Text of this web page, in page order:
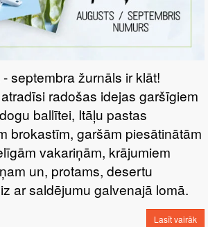
septembra žurnāls ir klāt!
radošas idejas garšīgiem
ballītei, Itāļu pastas
brokastīm, garšām piesātinātām
vakariņām, krājumiem
un, protams, desertu
ar saldējumu galvenajā lomā.
Lasīt vairāk